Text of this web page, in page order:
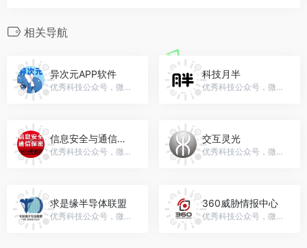
相关导航
异次元APP软件
优秀科技公众号，微信号：yiciyuanapp
科技月半
优秀科技公众号，微信号：ybb...
信息安全与通信保密杂志社
优秀科技公众号，微信号：gh_3e12dbf78ff8
交互灵光
优秀科技公众号，微信号：gh_dbf6e8ef5955
求是缘半导体联盟
优秀科技公众号，微信号：TruthSemiGroup
360威胁情报中心
优秀科技公众号，微信号：CoreSec360